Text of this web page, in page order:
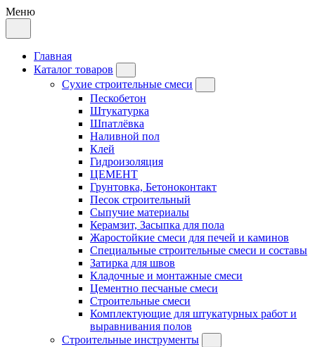
Меню
Главная
Каталог товаров
Сухие строительные смеси
Пескобетон
Штукатурка
Шпатлёвка
Наливной пол
Клей
Гидроизоляция
ЦЕМЕНТ
Грунтовка, Бетоноконтакт
Песок строительный
Сыпучие материалы
Керамзит, Засыпка для пола
Жаростойкие смеси для печей и каминов
Специальные строительные смеси и составы
Затирка для швов
Кладочные и монтажные смеси
Цементно песчаные смеси
Строительные смеси
Комплектующие для штукатурных работ и
выравнивания полов
Строительные инструменты